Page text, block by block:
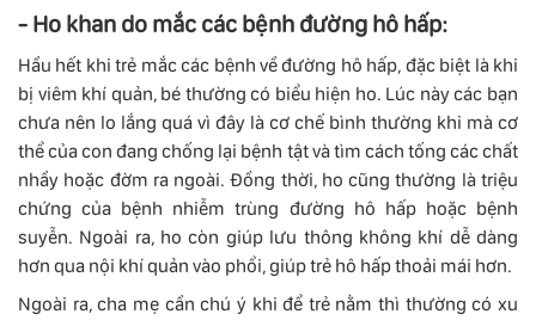
- Ho khan do mắc các bệnh đường hô hấp:
Hầu hết khi trẻ mắc các bệnh về đường hô hấp, đặc biệt là khi
bị viêm khí quản, bé thường có biểu hiện ho. Lúc này các bạn
chưa nên lo lắng quá vì đây là cơ chế bình thường khi mà cơ
thể của con đang chống lại bệnh tật và tìm cách tống các chất
nhầy hoặc đờm ra ngoài. Đồng thời, ho cũng thường là triệu
chứng của bệnh nhiễm trùng đường hô hấp hoặc bệnh
suyễn. Ngoài ra, ho còn giúp lưu thông không khí dễ dàng
hơn qua nội khí quản vào phổi, giúp trẻ hô hấp thoải mái hơn.
Ngoài ra, cha mẹ cần chú ý khi để trẻ nằm thì thường có xu